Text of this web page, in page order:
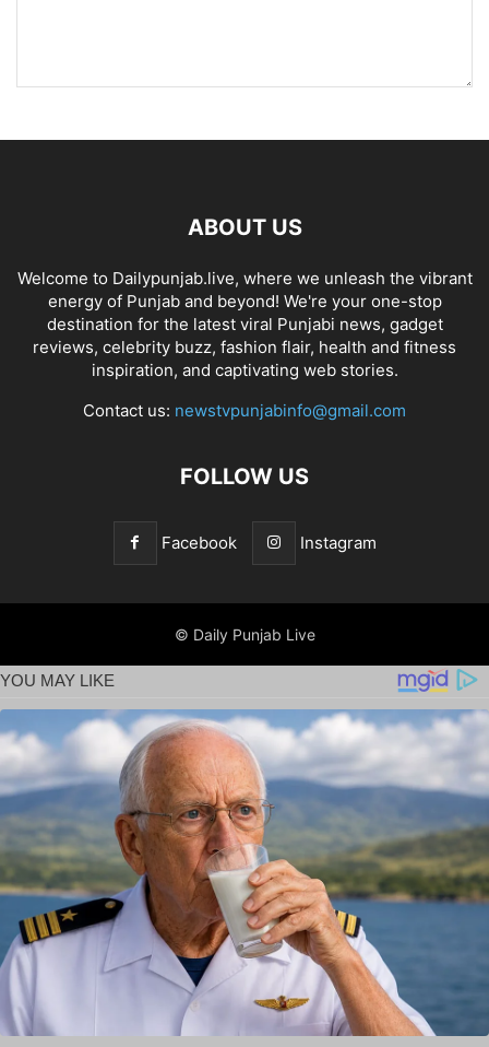
ABOUT US
Welcome to Dailypunjab.live, where we unleash the vibrant
energy of Punjab and beyond! We're your one-stop
destination for the latest viral Punjabi news, gadget
reviews, celebrity buzz, fashion flair, health and fitness
inspiration, and captivating web stories.
Contact us: newstvpunjabinfo@gmail.com
FOLLOW US
Facebook Instagram
© Daily Punjab Live